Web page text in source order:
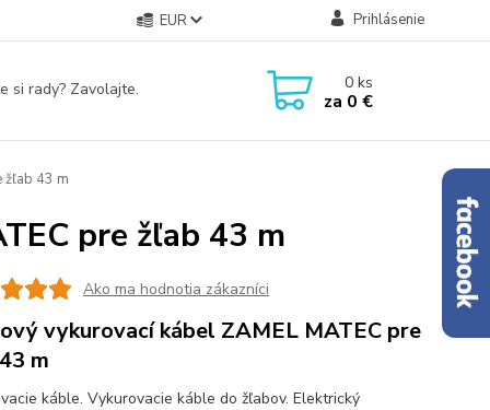
EUR Prihlásenie
si rady? Zavolajte. 0ks
za 0 €
žľab 43 m
pre žľab 43 m
Ako ma hodnotia zákazníci
vykurovací kábel ZAMEL MATEC pre
m
káble. Vykurovacie káble do žľabov. Elektrický